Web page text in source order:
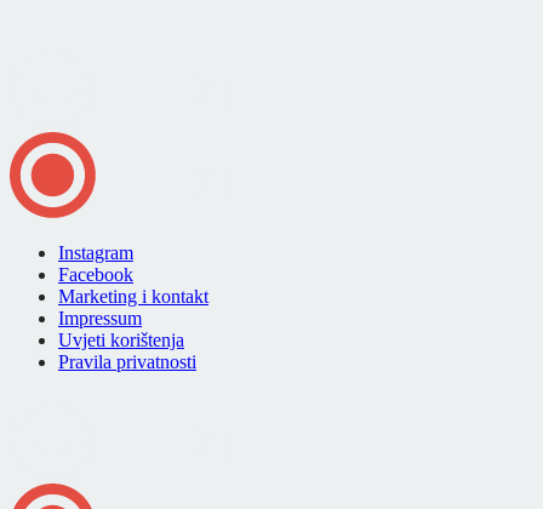
Instagram
Facebook
Marketing i kontakt
Impressum
Uvjeti korištenja
Pravila privatnosti